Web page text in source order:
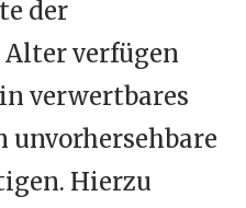
der
verfügen
verwertbares
unvorhersehbare
Hierzu